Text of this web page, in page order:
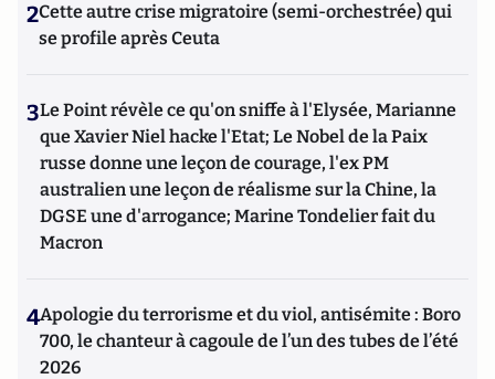
2Cette autre crise migratoire (semi-orchestrée) qui
se profile après Ceuta
3Le Point révèle ce qu'on sniffe à l'Elysée, Marianne
que Xavier Niel hacke l'Etat; Le Nobel de la Paix
russe donne une leçon de courage, l'ex PM
australien une leçon de réalisme sur la Chine, la
DGSE une d'arrogance; Marine Tondelier fait du
Macron
4Apologie du terrorisme et du viol, antisémite : Boro
700, le chanteur à cagoule de l’un des tubes de l’été
2026